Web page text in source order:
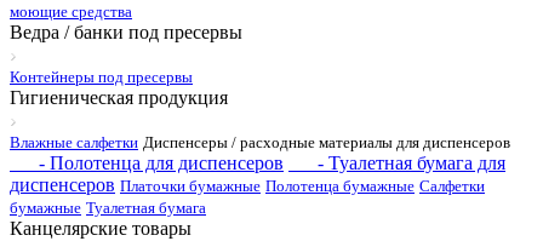
моющие средства
Ведра / банки под пресервы
Контейнеры под пресервы
Гигиеническая продукция
Влажные салфетки Диспенсеры / расходные материалы для диспенсеров
- Полотенца для диспенсеров
- Туалетная бумага для
диспенсеров Платочки бумажные Полотенца бумажные Салфетки
бумажные Туалетная бумага
Канцелярские товары